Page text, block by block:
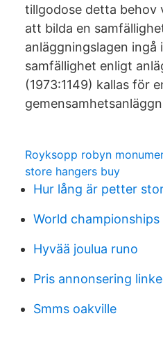
tillgodose detta behov
att bilda en
anläggningslagen ingå
samfällighet enligt
(1973:1149) kallas för
Royksopp robyn
store hangers buy
Hur lång är petter
World
Hyvää joulua runo
Pris annonsering
Smms oakville